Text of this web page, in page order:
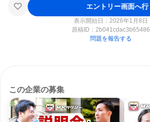
エントリー画面へ行
表示開始日：2026年1月8日
原稿ID： 2b041cdac3b65486
問題を報告する
この企業の募集